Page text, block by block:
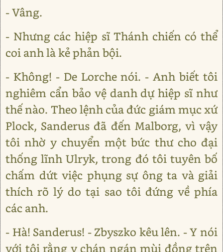
- Vâng.
- Nhưng các hiệp sĩ Thánh chiến có thể
coi anh là kẻ phản bội.
- Không! - De Lorche nói. - Anh biết tôi
nghiêm cẩn bảo vệ danh dự hiệp sĩ như
thế nào. Theo lệnh của đức giám mục xứ
Plock, Sanderus đã đến Malborg, vì vậy
tôi nhờ y chuyển một bức thư cho đại
thống lĩnh Ulryk, trong đó tôi tuyên bố
chấm dứt việc phụng sự ông ta và giải
thích rõ lý do tại sao tôi đứng về phía
các anh.
- Hà! Sanderus! - Zbyszko kêu lên. - Y nói
với tôi rằng y chán ngán mùi đồng trên